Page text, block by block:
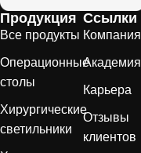
Продукция
Все продукты
Операционные
столы
Хирургические
светильники
Ссылки
Компания
Академия
Карьера
Отзывы
клиентов